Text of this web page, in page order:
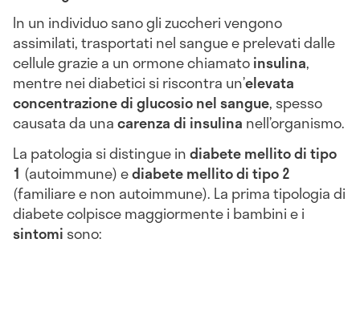
In un individuo sano gli zuccheri vengono
assimilati, trasportati nel sangue e prelevati dalle
cellule grazie a un ormone chiamatoinsulina,
mentre nei diabetici si riscontra un’elevata
concentrazione di glucosio nel sangue, spesso
causata da unacarenza di insulina nell’organismo.
La patologia si distingue indiabete mellito di tipo
1 (autoimmune) ediabete mellito di tipo 2
(familiare e non autoimmune). La prima tipologia di
diabete colpisce maggiormente i bambini e i
sintomi sono: